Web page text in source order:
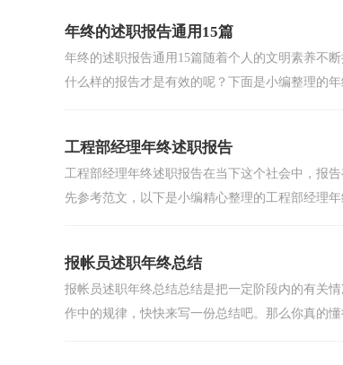
年终的述职报告通用15篇
年终的述职报告通用15篇随着个人的文明素养不
什么样的报告才是有效的呢？下面是小编整理的
工程部经理年终述职报告
工程部经理年终述职报告在当下这个社会中，报
先参考范文，以下是小编精心整理的工程部经理
报帐员述职年终总结
报帐员述职年终总结总结是把一定阶段内的有关
作中的规律，快快来写一份总结吧。那么你真的